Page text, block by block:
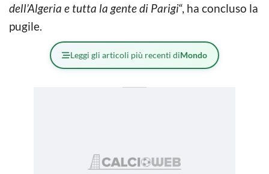
dell’Algeria e tutta la gente di Parigi“, ha concluso la
pugile.
Leggi gli articoli più recenti diMondo